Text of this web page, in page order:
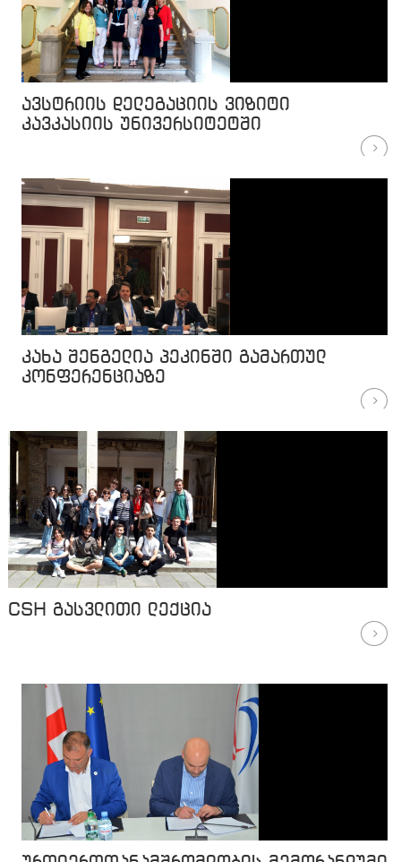
ავსტრიის დელეგაციის ვიზიტი
კავკასიის უნივერსიტეტში
კახა შენგელია პეკინში გამართულ
კონფერენციაზე
CSH გასვლითი ლექცია